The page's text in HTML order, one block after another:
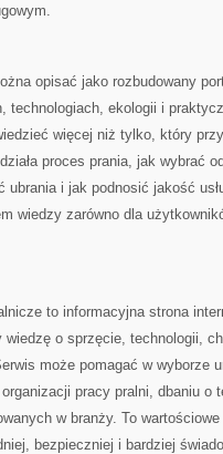
opisać jako rozbudowany
technologiach, ekologii i
więcej niż tylko, który
proces prania, jak wybrać
i jak podnosić jakość
wiedzy zarówno dla
to informacyjna strona
wiedzę o sprzęcie, technologii,
może pomagać w wyborze
pracy pralni, dbaniu o
w branży. To
bezpieczniej i bardziej